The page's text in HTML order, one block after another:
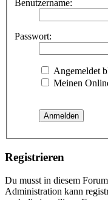
Benutzername:
Passwort:
Angemeldet
Meinen
Registrieren
Du musst in diesem
Administration kann